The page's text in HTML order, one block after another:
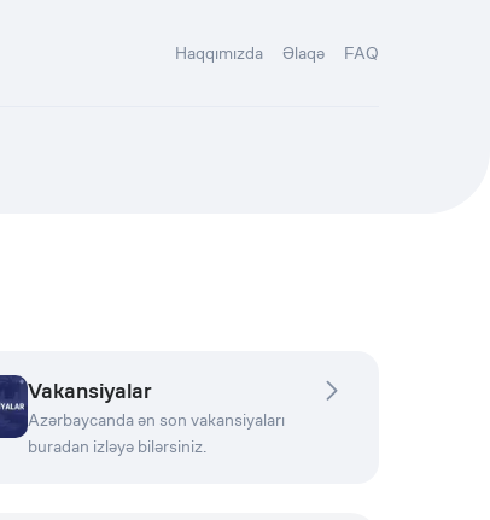
Haqqımızda Əlaqə FAQ
Vakansiyalar
Azərbaycanda ən son vakansiyaları
buradan izləyə bilərsiniz.